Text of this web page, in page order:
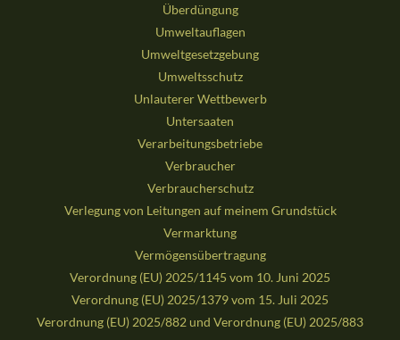
Überdüngung
Umweltauflagen
Umweltgesetzgebung
Umweltsschutz
Unlauterer Wettbewerb
Untersaaten
Verarbeitungsbetriebe
Verbraucher
Verbraucherschutz
Verlegung von Leitungen auf meinem Grundstück
Vermarktung
Vermögensübertragung
Verordnung (EU) 2025/1145 vom 10. Juni 2025
Verordnung (EU) 2025/1379 vom 15. Juli 2025
Verordnung (EU) 2025/882 und Verordnung (EU) 2025/883